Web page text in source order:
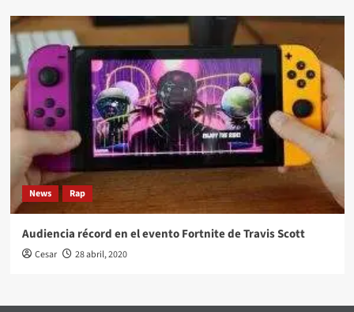
News Rap
Audiencia récord en el evento Fortnite de Travis Scott
Cesar 28 abril, 2020